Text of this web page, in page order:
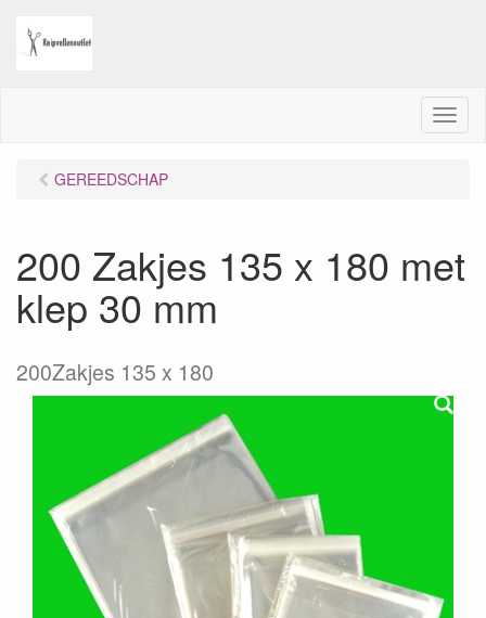
M
e
GEREEDSCHAP
200 Zakjes 135 x 180 met
klep 30 mm
200Zakjes 135 x 180